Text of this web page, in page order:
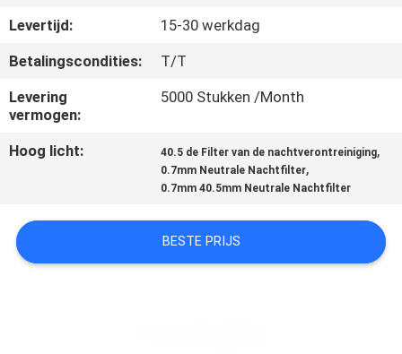
VERZOEK
OM
EEN
CITAAT
PRIVACY
Levertijd:
15-30 werkdag
Betalingscondities:
T/T
Levering
vermogen:
5000 Stukken /Month
Hoog licht: 40.5 de Filter van de nachtverontreiniging,
0.7mm Neutrale Nachtfilter,
0.7mm 40.5mm Neutrale Nachtfilter
BESTE PRIJS